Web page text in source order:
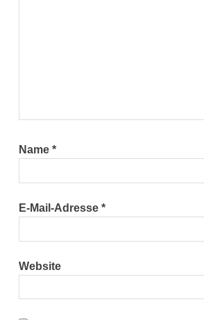
Name*
E-Mail-Adresse*
Website